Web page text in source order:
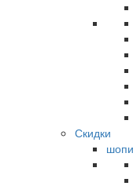
Скидки